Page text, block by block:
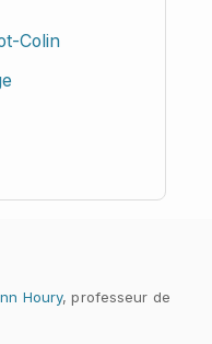
Colin
Houry, professeur de